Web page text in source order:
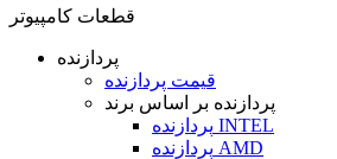
قطعات کامپیوتر
پردازنده
قیمت پردازنده
پردازنده بر اساس برند
پردازنده INTEL
پردازنده AMD